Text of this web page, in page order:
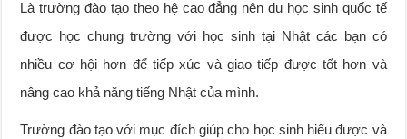
Là trường đào tạo theo hệ cao đẳng nên du học sinh quốc tế
được học chung trường với học sinh tại Nhật các bạn có
nhiều cơ hội hơn để tiếp xúc và giao tiếp được tốt hơn và
nâng cao khả năng tiếng Nhật của mình.
Trường đào tạo với mục đích giúp cho học sinh hiểu được và